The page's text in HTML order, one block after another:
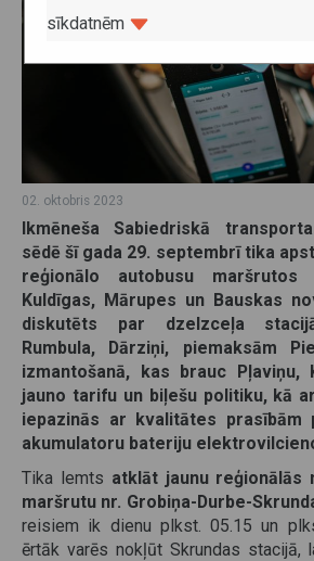
02. oktobris 2023
Ikmēneša Sabiedriskā
sēdē šī gada 29. septembrī tika
reģionālo autobusu maršrutos
Kuldīgas, Mārupes un Bauskas
diskutēts par dzelzceļa
Rumbula, Dārziņi, piemaksām
izmantošanā, kas brauc Pļaviņu,
jauno tarifu un biļešu politiku, kā
iepazinās ar kvalitātes prasībām
akumulatoru bateriju
Tika lemts atklāt jaunu reģionālās
maršrutu nr. Grobiņa-Durbe-
reisiem ik dienu plkst. 05.15 un
ērtāk varēs nokļūt Skrundas stacijā,
sīkdatnēm